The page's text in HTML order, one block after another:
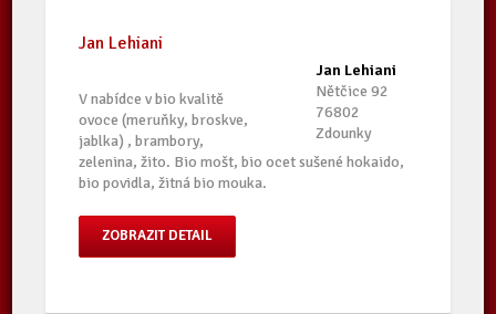
Jan Lehiani
Nětčice 92
76802
Zdounky
Jan Lehiani
V nabídce v bio kvalitě
ovoce (meruňky, broskve,
jablka) , brambory,
zelenina, žito. Bio mošt, bio ocet sušené hokaido,
bio povidla, žitná bio mouka.
ZOBRAZIT DETAIL